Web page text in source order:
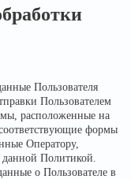
Пользователя
Пользователем
расположенные на
соответствующие формы
Оператору,
данной Политикой.
о Пользователе в